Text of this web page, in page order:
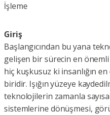
İşleme
Giriş
Başlangıcından bu yana
gelişen bir sürecin en önemli
hiç kuşkusuz ki insanlığın
biridir. Işığın yüzeye
teknolojilerin zamanla
sistemlerine dönüşmesi,